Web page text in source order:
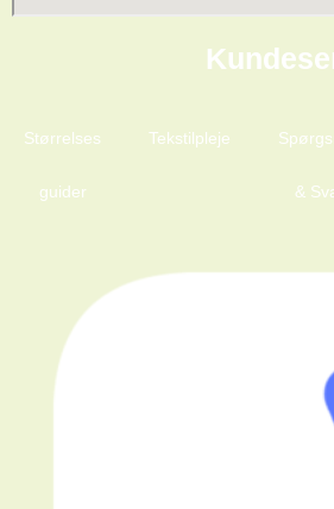
Størrelses
guider
Tekstilpleje
&